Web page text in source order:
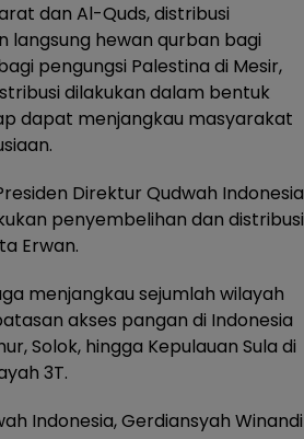
dan Al-Quds, distribusi
langsung hewan qurban bagi
pengungsi Palestina di Mesir,
dilakukan dalam bentuk
dapat menjangkau masyarakat
Direktur Qudwah Indonesia
penyembelihan dan distribusi
Erwan.
menjangkau sejumlah wilayah
akses pangan di Indonesia
Solok, hingga Kepulauan Sula di
3T.
Indonesia, Gerdiansyah Winandi